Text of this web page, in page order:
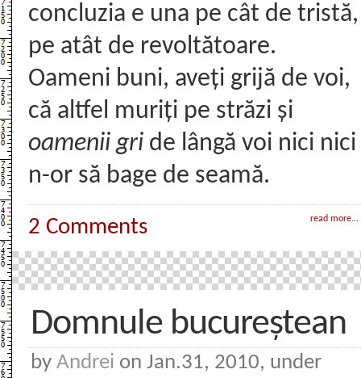
concluzia e una pe cât de tristă,
pe atât de revoltătoare.
Oameni buni, aveți grijă de voi,
că altfel muriți pe străzi și
oamenii gri de lângă voi nici nici
n-or să bage de seamă.
read more...
2 Comments
Domnule bucureștean
by Andrei on Jan.31, 2010, under